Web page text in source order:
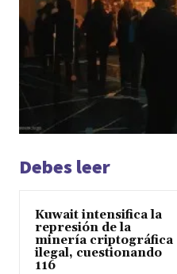
Debes leer
Kuwait intensifica la
represión de la
minería criptográfica
ilegal, cuestionando
116